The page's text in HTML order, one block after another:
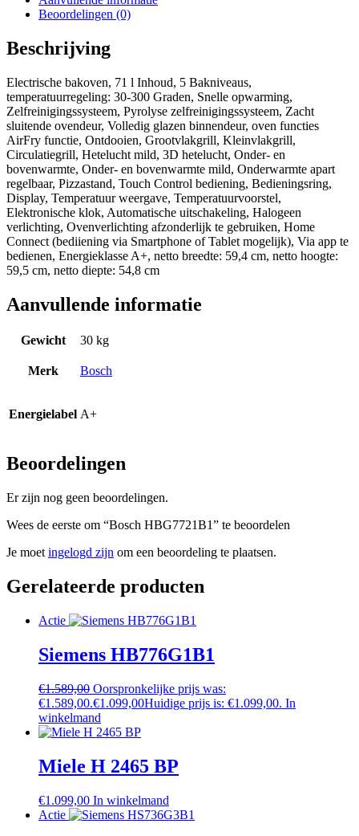
Beoordelingen (0)
Beschrijving
Electrische bakoven, 71 l Inhoud, 5 Bakniveaus,
temperatuurregeling: 30-300 Graden, Snelle opwarming,
Zelfreinigingssysteem, Pyrolyse zelfreinigingssysteem, Zacht
sluitende ovendeur, Volledig glazen binnendeur, oven functies
AirFry functie, Ontdooien, Grootvlakgrill, Kleinvlakgrill,
Circulatiegrill, Hetelucht mild, 3D hetelucht, Onder- en
bovenwarmte, Onder- en bovenwarmte mild, Onderwarmte apart
regelbaar, Pizzastand, Touch Control bediening, Bedieningsring,
Display, Temperatuur weergave, Temperatuurvoorstel,
Elektronische klok, Automatische uitschakeling, Halogeen
verlichting, Ovenverlichting afzonderlijk te gebruiken, Home
Connect (bediiening via Smartphone of Tablet mogelijk), Via app te
bedienen, Energieklasse A+, netto breedte: 59,4 cm, netto hoogte:
59,5 cm, netto diepte: 54,8 cm
Aanvullende informatie
Gewicht 30 kg
Merk Bosch
Energielabel A+
Beoordelingen
Er zijn nog geen beoordelingen.
Wees de eerste om “Bosch HBG7721B1” te beoordelen
Je moet ingelogd zijn om een beoordeling te plaatsen.
Gerelateerde producten
Actie
Siemens HB776G1B1
€1.589,00 Oorspronkelijke prijs was:
€1.589,00.€1.099,00Huidige prijs is: €1.099,00. In
winkelmand
Miele H 2465 BP
€1.099,00 In winkelmand
Actie